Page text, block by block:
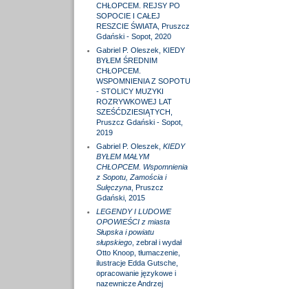
CHŁOPCEM. REJSY PO
SOPOCIE I CAŁEJ
RESZCIE ŚWIATA, Pruszcz
Gdański - Sopot, 2020
Gabriel P. Oleszek, KIEDY
BYŁEM ŚREDNIM
CHŁOPCEM.
WSPOMNIENIA Z SOPOTU
- STOLICY MUZYKI
ROZRYWKOWEJ LAT
SZEŚĆDZIESIĄTYCH,
Pruszcz Gdański - Sopot,
2019
Gabriel P. Oleszek, KIEDY
BYŁEM MAŁYM
CHŁOPCEM. Wspomnienia
z Sopotu, Zamościa i
Sulęczyna, Pruszcz
Gdański, 2015
LEGENDY I LUDOWE
OPOWIEŚCI z miasta
Słupska i powiatu
słupskiego, zebrał i wydał
Otto Knoop, tłumaczenie,
ilustracje Edda Gutsche,
opracowanie językowe i
nazewnicze Andrzej